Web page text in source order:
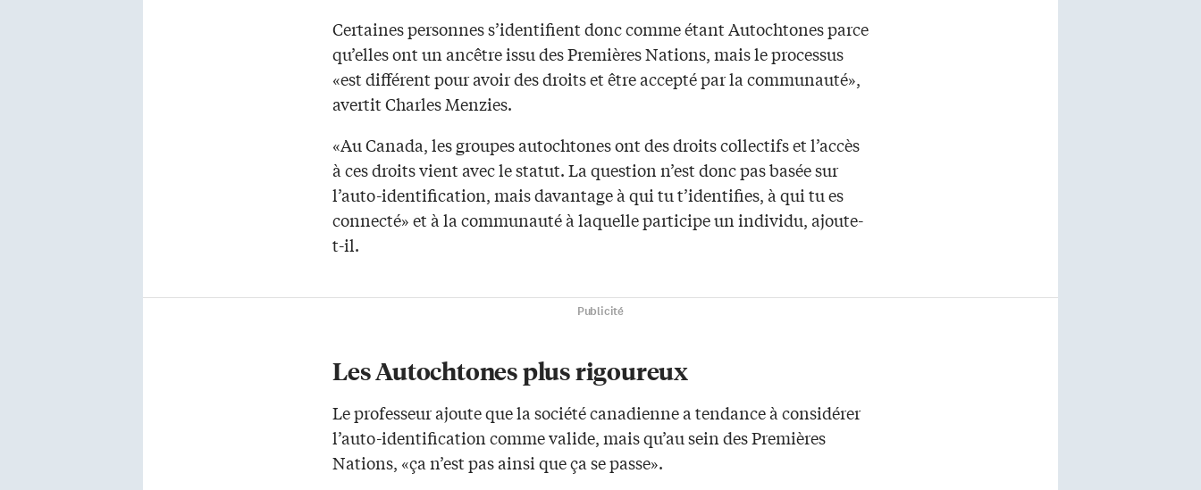
Certaines personnes s’identifient donc comme étant Autochtones parce
qu’elles ont un ancêtre issu des Premières Nations, mais le processus
«est différent pour avoir des droits et être accepté par la communauté»,
avertit Charles Menzies.
«Au Canada, les groupes autochtones ont des droits collectifs et l’accès
à ces droits vient avec le statut. La question n’est donc pas basée sur
l’auto-identification, mais davantage à qui tu t’identifies, à qui tu es
connecté» et à la communauté à laquelle participe un individu, ajoute-
t-il.
Publicité
Les Autochtones plus rigoureux
Le professeur ajoute que la société canadienne a tendance à considérer
l’auto-identification comme valide, mais qu’au sein des Premières
Nations, «ça n’est pas ainsi que ça se passe».